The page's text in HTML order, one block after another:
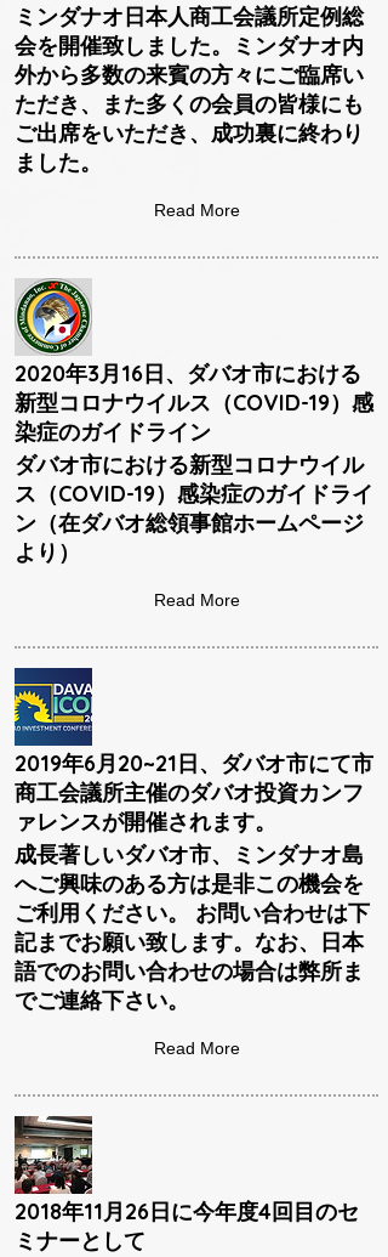
ミンダナオ日本人商工会議所定例総
会を開催致しました。ミンダナオ内
外から多数の来賓の方々にご臨席い
ただき、また多くの会員の皆様にも
ご出席をいただき、成功裏に終わり
ました。
Read More
2020年3月16日、ダバオ市における
新型コロナウイルス（COVID-19）感
染症のガイドライン
ダバオ市における新型コロナウイル
ス（COVID-19）感染症のガイドライ
ン（在ダバオ総領事館ホームページ
より）
Read More
2019年6月20~21日、ダバオ市にて市
商工会議所主催のダバオ投資カンフ
ァレンスが開催されます。
成長著しいダバオ市、ミンダナオ島
へご興味のある方は是非この機会を
ご利用ください。 お問い合わせは下
記までお願い致します。なお、日本
語でのお問い合わせの場合は弊所ま
でご連絡下さい。
Read More
2018年11月26日に今年度4回目のセ
ミナーとして